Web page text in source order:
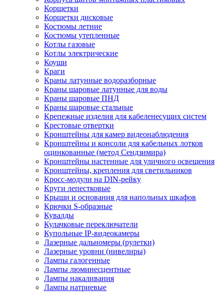
Корщетки
Корщетки дисковые
Костюмы летние
Костюмы утепленные
Котлы газовые
Котлы электрические
Коуши
Краги
Краны латунные водоразборные
Краны шаровые латунные для воды
Краны шаровые ПНД
Краны шаровые стальные
Крепежные изделия для кабеленесущих систем
Крестовые отвертки
Кронштейны для камер видеонаблюдения
Кронштейны и консоли для кабельных лотков
оцинкованные (метод Сендзимира)
Кронштейны настенные для уличного освещения
Кронштейны, крепления для светильников
Кросс-модули на DIN-рейку
Круги лепестковые
Крыши и основания для напольных шкафов
Крючки S-образные
Кувалды
Кулачковые переключатели
Купольные IP-видеокамеры
Лазерные дальномеры (рулетки)
Лазерные уровни (нивелиры)
Лампы галогенные
Лампы люминесцентные
Лампы накаливания
Лампы натриевые